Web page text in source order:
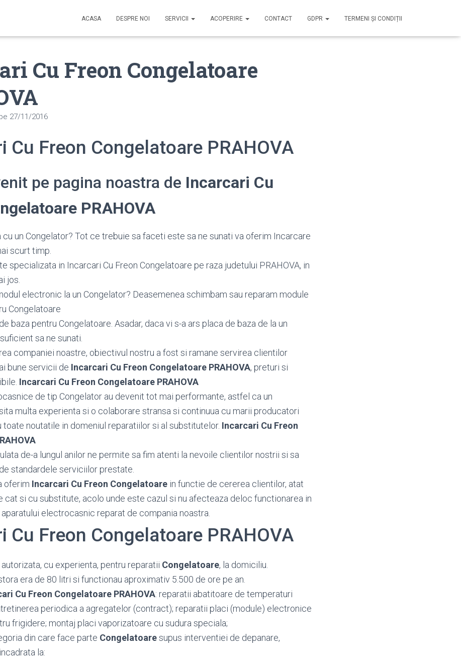
ACASA DESPRE NOI SERVICII ACOPERIRE CONTACT GDPR TERMENI ȘI CONDIȚII
Cu Freon Congelatoare
27/11/2016
Cu Freon Congelatoare PRAHOVA
pe pagina noastra de Incarcari Cu
PRAHOVA
un Congelator? Tot ce trebuie sa faceti este sa ne sunati va oferim Incarcare
scurt timp.
specializata in Incarcari Cu Freon Congelatoare pe raza judetului PRAHOVA, in
jos.
electronic la un Congelator? Deasemenea schimbam sau reparam module
Congelatoare
baza pentru Congelatoare. Asadar, daca vi s-a ars placa de baza de la un
sa ne sunati.
companiei noastre, obiectivul nostru a fost si ramane servirea clientilor
bune servicii de Incarcari Cu Freon Congelatoare PRAHOVA, preturi si
Incarcari Cu Freon Congelatoare PRAHOVA
de tip Congelator au devenit tot mai performante, astfel ca un
multa experienta si o colaborare stransa si continuua cu marii producatori
toate noutatile in domeniul reparatiilor si al substitutelor. Incarcari Cu Freon
de-a lungul anilor ne permite sa fim atenti la nevoile clientilor nostrii si sa
standardele serviciilor prestate.
oferim Incarcari Cu Freon Congelatoare in functie de cererea clientilor, atat
cat si cu substitute, acolo unde este cazul si nu afecteaza deloc functionarea in
electrocasnic reparat de compania noastra.
Cu Freon Congelatoare PRAHOVA
cu experienta, pentru reparatii Congelatoare, la domiciliu.
era de 80 litri si functionau aproximativ 5.500 de ore pe an.
Cu Freon Congelatoare PRAHOVA: reparatii abatitoare de temperaturi
periodica a agregatelor (contract); reparatii placi (module) electronice
frigidere; montaj placi vaporizatoare cu sudura speciala;
din care face parte Congelatoaresupus interventiei de depanare,
la: